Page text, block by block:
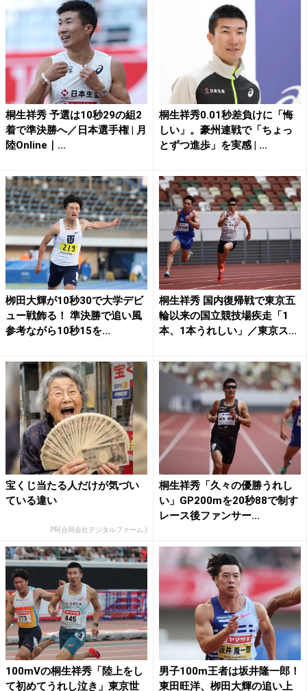
桐生祥秀 予選は10秒29の組2
着で準決勝へ／日本選手権 | 月
陸Online｜...
桐生祥秀0.01秒差負けに「悔
しい」。豪州連戦で「ちょっ
とずつ進歩」を実感 | ...
栁田大輝が10秒30で大学デビ
ュー戦飾る！ 準決勝で追い風
参考ながら10秒15を...
桐生祥秀 国内復帰戦で東京五
輪以来の国立競技場疾走「1
本、1本うれしい」／東京ス...
宝くじ当たる人だけが気づい
ている違い
PR(合同会社デジタルファーム )
桐生祥秀「久々の優勝うれし
い」GP200mを20秒88で制す
レース後ファンサー...
100mVの桐生祥秀「陸上をし
て初めてうれし泣き」東京世
男子100m王者は坂井隆一郎！
東田旺洋、栁田大輝の追い上